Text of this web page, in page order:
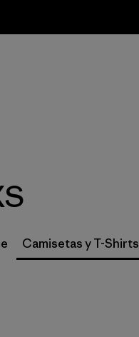
Camisetas y T-Shirts